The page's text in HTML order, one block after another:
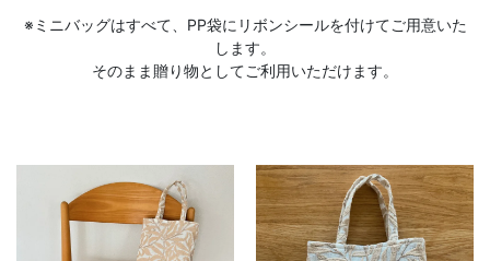
※ミニバッグはすべて、PP袋にリボンシールを付けてご用意いた
します。
そのまま贈り物としてご利用いただけます。